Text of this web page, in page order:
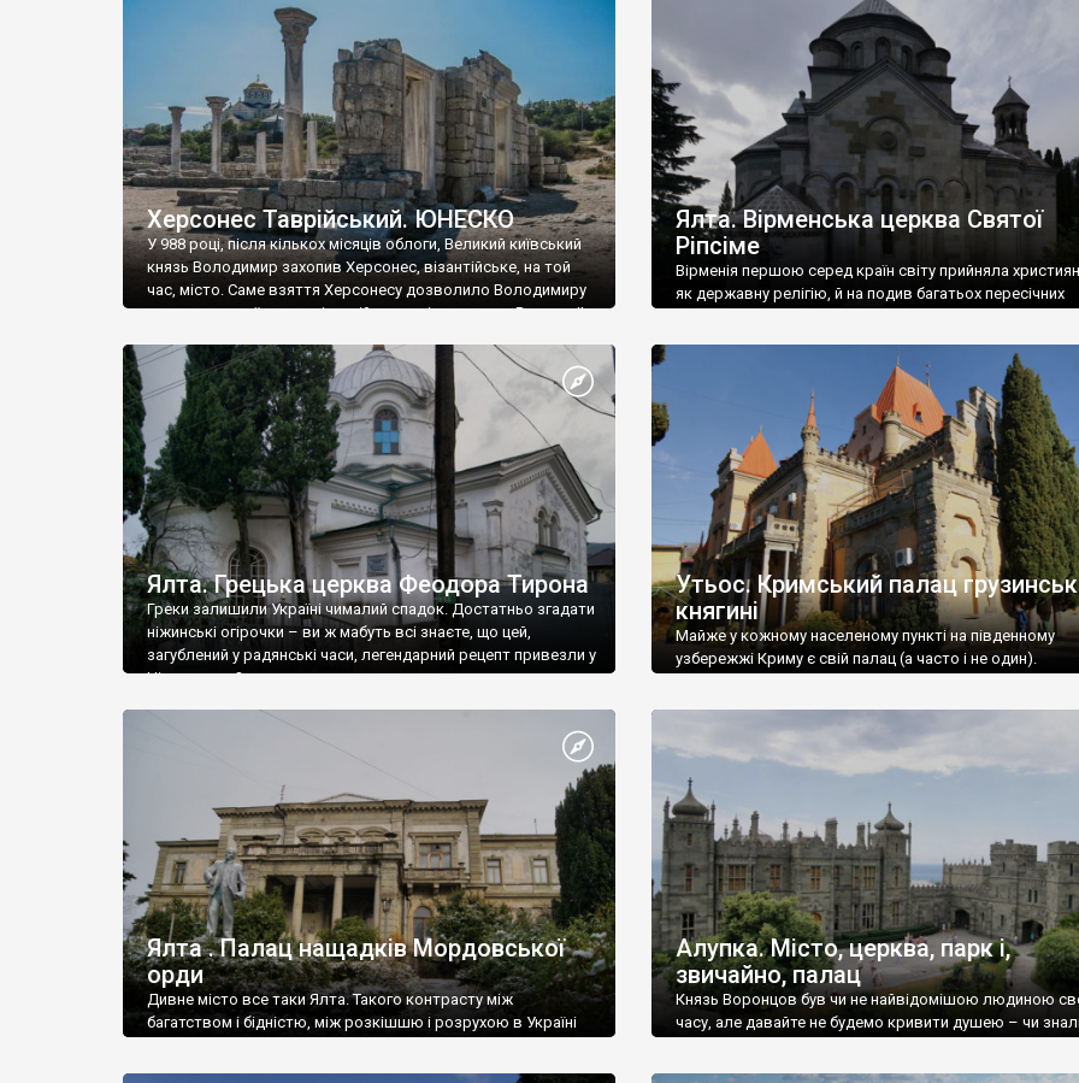
візантійської доби. Раритети викрадені з фондів об’єкту
культурної спадщини ЮНЕСКО «Херсонеса Таврійського».
Офіційно – на виставку «Золото Візантії», але експерти та
влада в Україні вважають це лише […]
називаються «повстяками» (postaki)…” “Вино. Крим
виробляє відмінне вино і його вдосталь: воно все
легке біле і дуже […]
Херсонес Таврійський. ЮНЕСКО
У 988 році, після кількох місяців облоги, Великий київський
князь Володимир захопив Херсонес, візантійське, на той
час, місто. Саме взяття Херсонесу дозволило Володимиру
диктувати свої умови візантійському імператору Василю ІІ,
Херсонесі Володимир-язичник, став Василем-
християнином. А потім було Хрещення Русі. На честь
Херсонесу Таврійського названо місто […]
Ялта. Вірменська церква Святої
Ріпсіме
Вірменія першою серед країн світу прийняла
як державну релігію, й на подив багатьох пересічних
Ялта. Грецька церква Феодора Тирона
Греки залишили Україні чималий спадок. Достатньо згадати
ніжинські огірочки – ви ж мабуть всі знаєте, що цей,
загублений у радянські часи, легендарний рецепт привезли у
Ніжин греки?
Утьос. Кримський палац
княгині
Майже у кожному населеному пункті на південному
узбережжі Криму є свій палац (а часто і не один).
Ялта . Палац нащадків Мордовської
орди
Дивне місто все таки Ялта. Такого контрасту між
багатством і бідністю, між розкішшю і розрухою в Україні
Алупка. Місто, церква, парк і,
звичайно, палац
Князь Воронцов був чи не найвідомішою людиною
часу, але давайте не будемо кривити душею – чи